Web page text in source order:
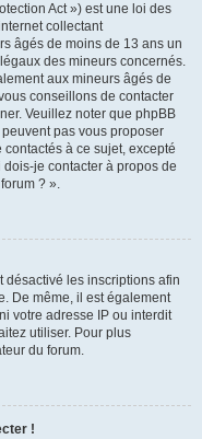
Act ») est une loi des
collectant
âgés de moins de 13 ans un
des mineurs concernés.
aux mineurs âgés de
conseillons de contacter
Veuillez noter que phpBB
pas vous proposer
à ce sujet, excepté
dois-je contacter à propos de
? ».
désactivé les inscriptions afin
De même, il est également
votre adresse IP ou interdit
utiliser. Pour plus
du forum.
!